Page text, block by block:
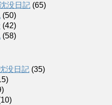
没日記 (65)
(50)
(42)
(58)
没日記 (35)